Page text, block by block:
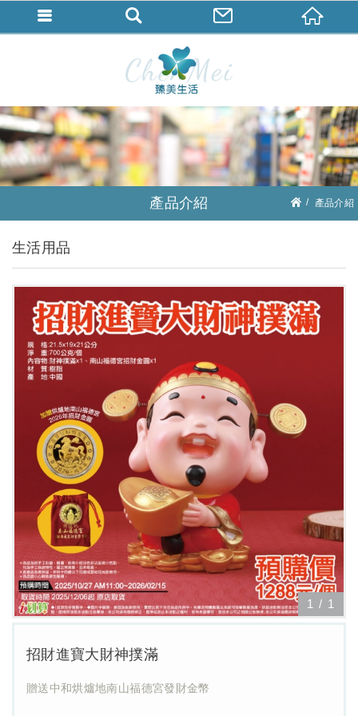
產品介紹 產品介紹
生活用品
招財進寶大財神撲滿
贈送中和烘爐地南山福德宮發財金幣
1 / 1